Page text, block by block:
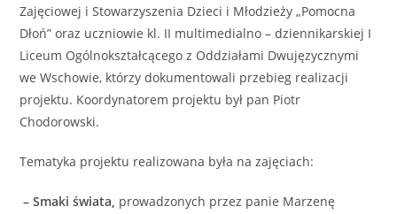
Zajęciowej i Stowarzyszenia Dzieci i Młodzieży „Pomocna
Dłoń” oraz uczniowie kl. II multimedialno – dziennikarskiej I
Liceum Ogólnokształcącego z Oddziałami Dwujęzycznymi
we Wschowie, którzy dokumentowali przebieg realizacji
projektu. Koordynatorem projektu był pan Piotr
Chodorowski.
Tematyka projektu realizowana była na zajęciach:
– Smaki świata, prowadzonych przez panie Marzenę